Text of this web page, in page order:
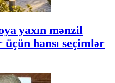
yaxın mənzil
hansı seçimlər